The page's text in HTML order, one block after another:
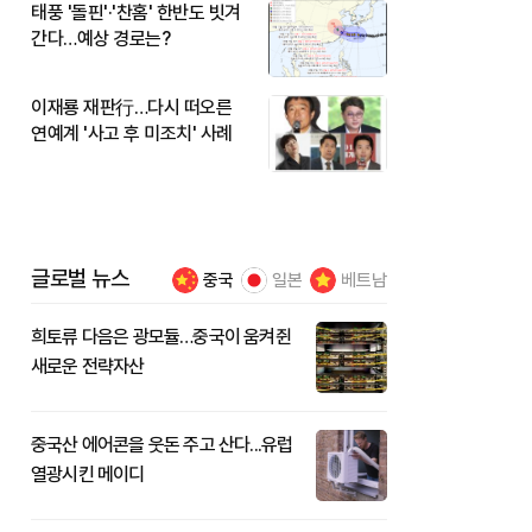
태풍 '돌핀'·'찬홈' 한반도 빗겨
간다…예상 경로는?
이재룡 재판行…다시 떠오른
연예계 '사고 후 미조치' 사례
글로벌 뉴스 중국 일본 베트남
희토류 다음은 광모듈…중국이 움켜쥔
새로운 전략자산
중국산 에어콘을 웃돈 주고 산다...유럽
열광시킨 메이디